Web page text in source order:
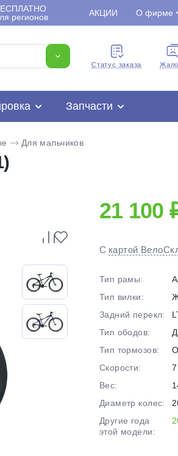
регионов
АКЦИИ О фирме
Cтатус заказа
Запчасти
Для мальчиков
21 100
С картой
Тип рамы:
Тип вилки:
Задний перекл:
Тип ободов:
Тип тормозов:
Скорости:
Вес:
Диаметр колес:
Другие года
этой модели:
оплату
без переплат